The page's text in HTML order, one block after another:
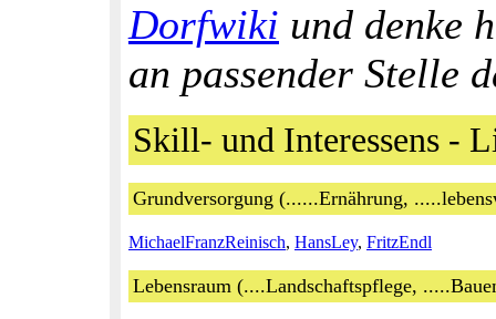
Dorfwiki und denke
an passender Stelle
Skill- und Interessens -
Grundversorgung (......Ernährung,
MichaelFranzReinisch, HansLey, FritzEndl
Lebensraum (....Landschaftspflege,